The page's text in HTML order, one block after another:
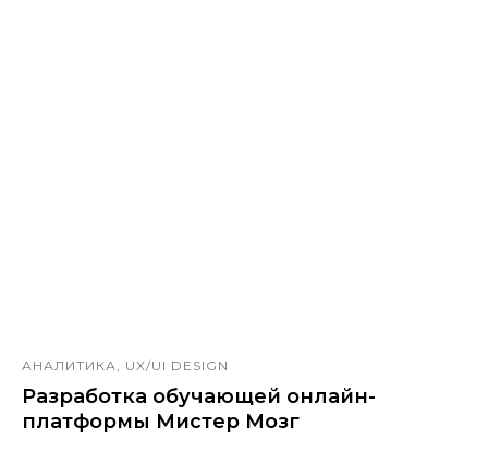
АНАЛИТИКА, UX/UI DESIGN
Разработка обучающей онлайн-
платформы Мистер Мозг